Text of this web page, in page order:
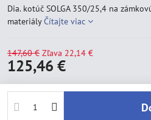
Dia. kotúč SOLGA 350/25,4 na
materiályČítajte viac
147,60 € Zľava 22,14 €
125,46 €